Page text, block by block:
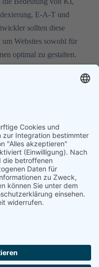
E-A-T und
sollten diese
Websites sowohl für
optimal zu gestalten.
Schulung
Technologie
Kreativ
Rechtliches
Impressum